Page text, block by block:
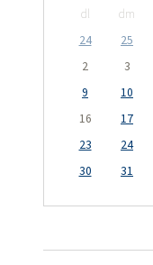
dl dm
24
25
2
3
9
10
16
17
23
24
30
31